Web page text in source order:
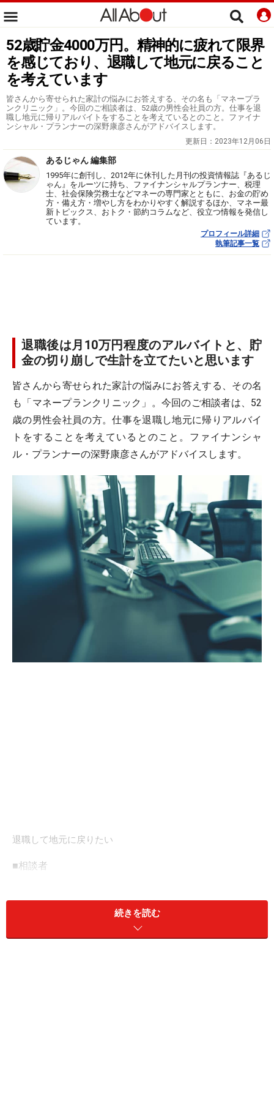
52歳貯金4000万円。精神的に疲れて限界
を感じており、退職して地元に戻ること
を考えています
皆さんから寄せられた家計の悩みにお答えする、その名も「マネープラ
ンクリニック」。今回のご相談者は、52歳の男性会社員の方。仕事を退
職し地元に帰りアルバイトをすることを考えているとのこと。ファイナ
ンシャル・プランナーの深野康彦さんがアドバイスします。
更新日： 2023年12月06日
あるじゃん 編集部
1995年に創刊し、2012年に休刊した月刊の投資情報誌『あるじ
ゃん』をルーツに持ち、ファイナンシャルプランナー、税理
士、社会保険労務士などマネーの専門家とともに、お金の貯め
方・備え方・増やし方をわかりやすく解説するほか、マネー最
新トピックス、おトク・節約コラムなど、役立つ情報を発信し
ています。
プロフィール詳細
執筆記事一覧
退職後は月10万円程度のアルバイトと、貯
金の切り崩しで生計を立てたいと思います
皆さんから寄せられた家計の悩みにお答えする、その名
も「マネープランクリニック」。今回のご相談者は、52
歳の男性会社員の方。仕事を退職し地元に帰りアルバイ
トをすることを考えているとのこと。ファイナンシャ
ル・プランナーの深野康彦さんがアドバイスします。
退職して地元に戻りたい
■相談者
男性／会社員／52歳
続きを読む